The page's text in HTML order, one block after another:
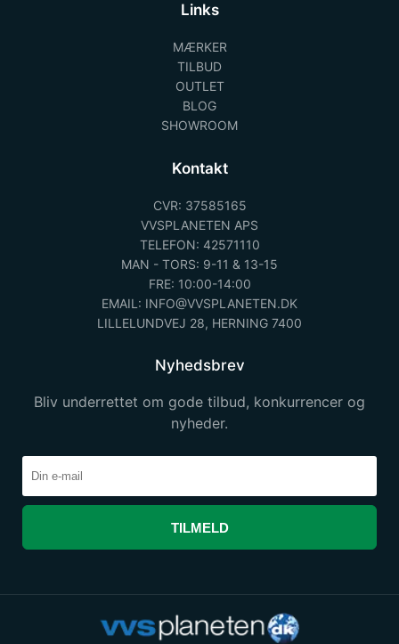
Links
MÆRKER
TILBUD
OUTLET
BLOG
SHOWROOM
Kontakt
CVR: 37585165
VVSPLANETEN APS
TELEFON: 42571110
MAN - TORS: 9-11 & 13-15
FRE: 10:00-14:00
EMAIL: INFO@VVSPLANETEN.DK
LILLELUNDVEJ 28, HERNING 7400
Nyhedsbrev
Bliv underrettet om gode tilbud, konkurrencer og
nyheder.
TILMELD